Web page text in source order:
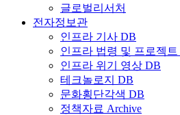
글로벌리서처
전자정보관
인프라 기사 DB
인프라 법령 및 프로젝트
인프라 위기 영상 DB
테크놀로지 DB
문화횡단각색 DB
정책자료 Archive